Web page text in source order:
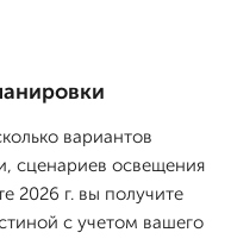
вариантов
сценариев освещения
2026 г. вы получите
с учетом вашего